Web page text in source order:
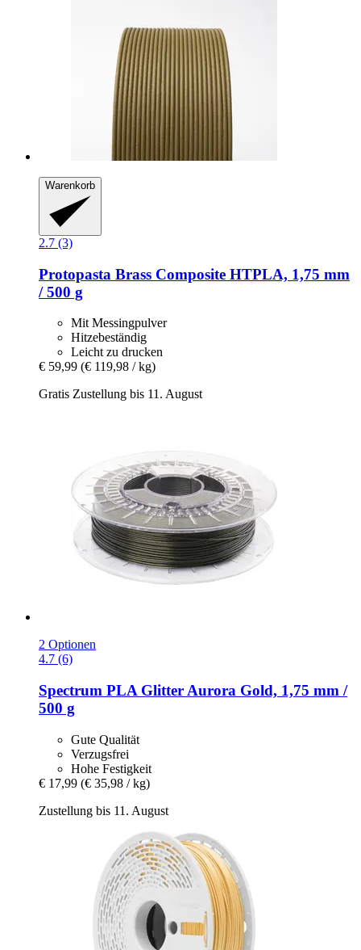
Warenkorb
2.7 (3)
Protopasta Brass Composite HTPLA, 1,75 mm
/ 500 g
Mit Messingpulver
Hitzebeständig
Leicht zu drucken
€ 59,99 (€ 119,98 / kg)
Gratis Zustellung bis 11. August
2 Optionen
4.7 (6)
Spectrum PLA Glitter Aurora Gold, 1,75 mm /
500 g
Gute Qualität
Verzugsfrei
Hohe Festigkeit
€ 17,99 (€ 35,98 / kg)
Zustellung bis 11. August